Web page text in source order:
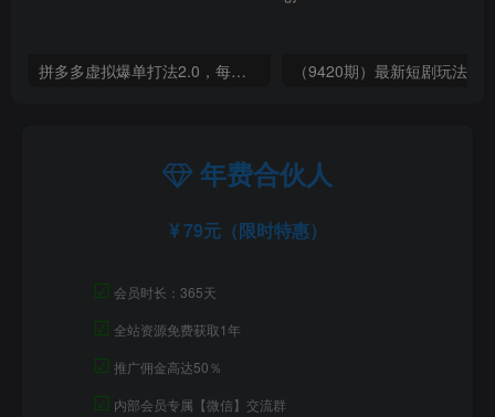
拼多多虚拟爆单打法2.0，每天10分钟，月产5000+，从0到1赚收益教程
年费合伙人
79元（限时特惠）
☑ 会员时长：365天
☑ 全站资源免费获取1年
☑ 推广佣金高达50％
☑ 内部会员专属【微信】交流群